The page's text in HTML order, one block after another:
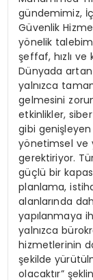
gündemimiz,
Güvenlik
yönelik
şeffaf, hızlı
Dünyada
yalnızca
gelmesini
etkinlikler, siber
gibi
yönetimsel ve
gerektiriyor.
güçlü bir
planlama,
alanlarında
yapılanmaya
yalnızca
hizmetlerinin
şekilde
olacaktır”